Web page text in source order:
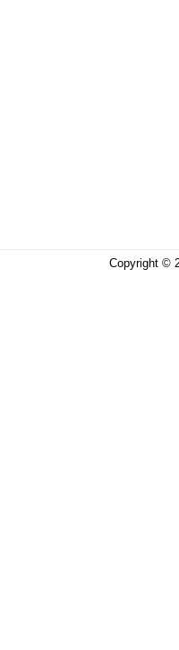
Copyright ©